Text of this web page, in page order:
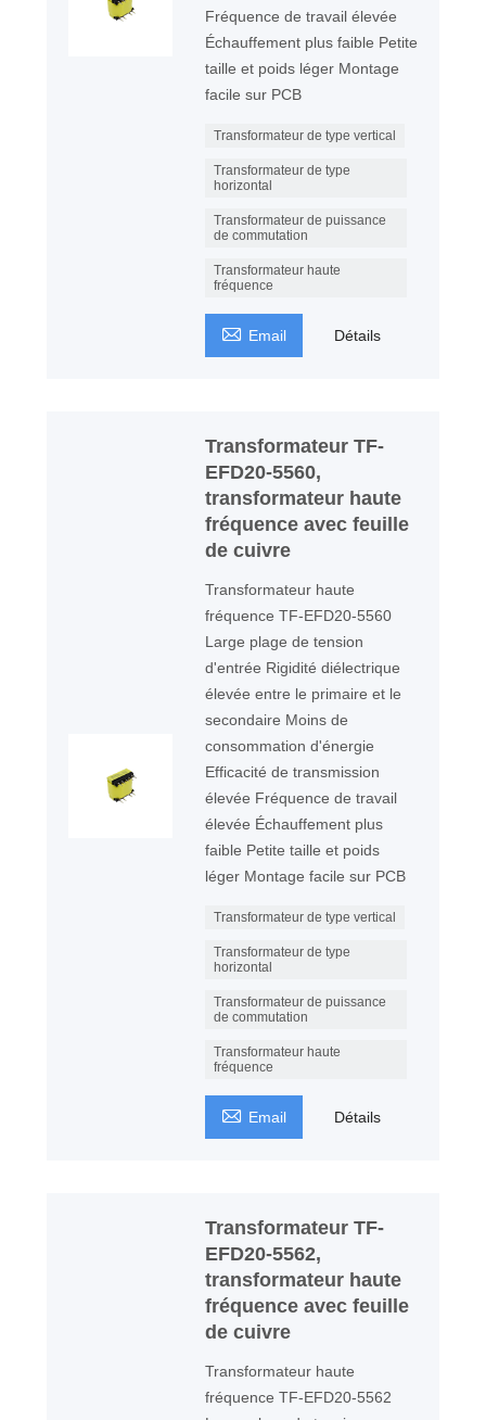
Fréquence de travail élevée
Échauffement plus faible Petite
taille et poids léger Montage
facile sur PCB
Transformateur de type vertical
Transformateur de type
horizontal
Transformateur de puissance
de commutation
Transformateur haute
fréquence
 Email Détails
Transformateur TF-
EFD20-5560,
transformateur haute
fréquence avec feuille
de cuivre
Transformateur haute
fréquence TF-EFD20-5560
Large plage de tension
d'entrée Rigidité diélectrique
élevée entre le primaire et le
secondaire Moins de
consommation d'énergie
Efficacité de transmission
élevée Fréquence de travail
élevée Échauffement plus
faible Petite taille et poids
léger Montage facile sur PCB
Transformateur de type vertical
Transformateur de type
horizontal
Transformateur de puissance
de commutation
Transformateur haute
fréquence
 Email Détails
Transformateur TF-
EFD20-5562,
transformateur haute
fréquence avec feuille
de cuivre
Transformateur haute
fréquence TF-EFD20-5562